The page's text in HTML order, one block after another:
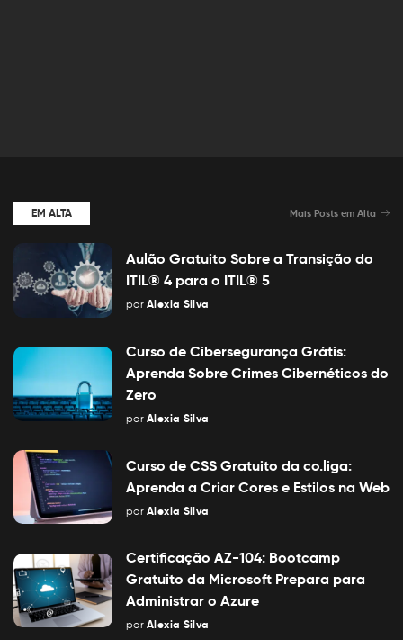
EM ALTA Mais Posts em Alta
Aulão Gratuito Sobre a Transição do
ITIL® 4 para o ITIL® 5
Posted
por Alexia Silva
Curso de Cibersegurança Grátis:
Aprenda Sobre Crimes Cibernéticos do
Zero
Posted
por Alexia Silva
Curso de CSS Gratuito da co.liga:
Aprenda a Criar Cores e Estilos na Web
Posted
por Alexia Silva
Certificação AZ-104: Bootcamp
Gratuito da Microsoft Prepara para
Administrar o Azure
Posted
por Alexia Silva